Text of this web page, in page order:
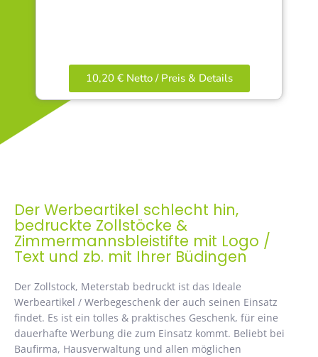
10,20 € Netto / Preis & Details
Der Werbeartikel schlecht hin,
bedruckte Zollstöcke &
Zimmermannsbleistifte mit Logo /
Text und zb. mit Ihrer Büdingen
Der Zollstock, Meterstab bedruckt ist das Ideale
Werbeartikel / Werbegeschenk der auch seinen Einsatz
findet. Es ist ein tolles & praktisches Geschenk, für eine
dauerhafte Werbung die zum Einsatz kommt. Beliebt bei
Baufirma, Hausverwaltung und allen möglichen